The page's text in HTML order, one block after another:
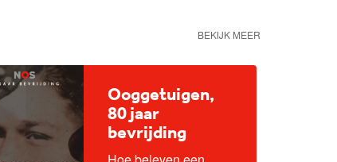
BEKIJK MEER
Ooggetuigen,
80 jaar
bevrijding